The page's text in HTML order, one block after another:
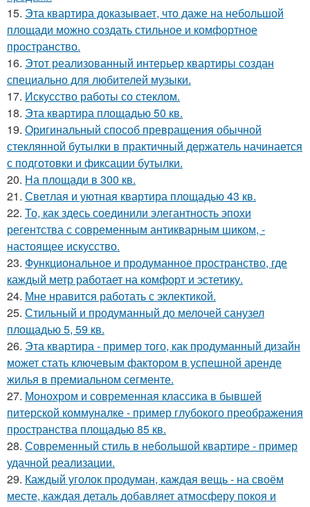
15. Эта квартира доказывает, что даже на небольшой
площади можно создать стильное и комфортное
пространство.
16. Этот реализованный интерьер квартиры создан
специально для любителей музыки.
17. Искусство работы со стеклом.
18. Эта квартира площадью 50 кв.
19. Оригинальный способ превращения обычной
стеклянной бутылки в практичный держатель начинается
с подготовки и фиксации бутылки.
20. На площади в 300 кв.
21. Светлая и уютная квартира площадью 43 кв.
22. То, как здесь соединили элегантность эпохи
регентства с современным антикварным шиком, -
настоящее искусство.
23. Функциональное и продуманное пространство, где
каждый метр работает на комфорт и эстетику.
24. Мне нравится работать с эклектикой.
25. Стильный и продуманный до мелочей санузел
площадью 5, 59 кв.
26. Эта квартира - пример того, как продуманный дизайн
может стать ключевым фактором в успешной аренде
жилья в премиальном сегменте.
27. Монохром и современная классика в бывшей
питерской коммуналке - пример глубокого преображения
пространства площадью 85 кв.
28. Современный стиль в небольшой квартире - пример
удачной реализации.
29. Каждый уголок продуман, каждая вещь - на своём
месте, каждая деталь добавляет атмосферу покоя и